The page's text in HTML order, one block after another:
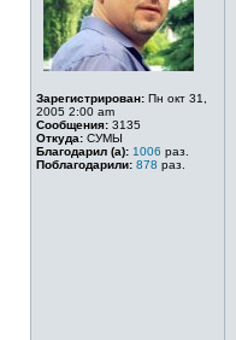
Зарегистрирован: Пн окт 31,
2005 2:00 am
Сообщения: 3135
Откуда: СУМЫ
Благодарил (а): 1006 раз.
Поблагодарили: 878 раз.